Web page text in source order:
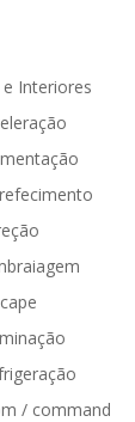
Interiores
/ command